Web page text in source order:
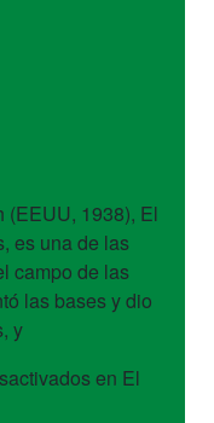
(EEUU, 1938), El
es una de las
campo de las
las bases y dio
y
en El